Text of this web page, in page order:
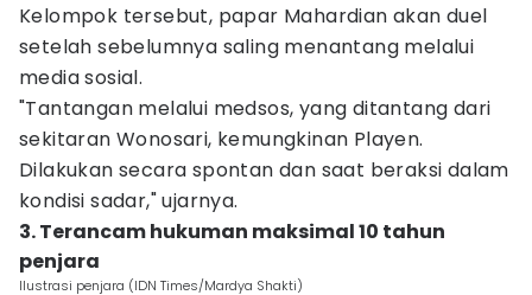
Kelompok tersebut, papar Mahardian akan duel
setelah sebelumnya saling menantang melalui
media sosial.
"Tantangan melalui medsos, yang ditantang dari
sekitaran Wonosari, kemungkinan Playen.
Dilakukan secara spontan dan saat beraksi dalam
kondisi sadar," ujarnya.
3. Terancam hukuman maksimal 10 tahun
penjara‎
Ilustrasi penjara (IDN Times/Mardya Shakti)